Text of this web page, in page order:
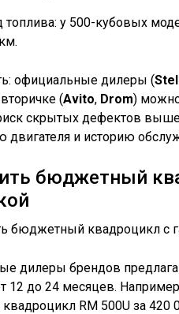
топлива: у 500-кубовых
официальные дилеры (
(Avito, Drom)
скрытых дефектов
двигателя и историю
бюджетный
дилеры брендов
12 до 24 месяцев.
квадроцикл RM 500U за 420